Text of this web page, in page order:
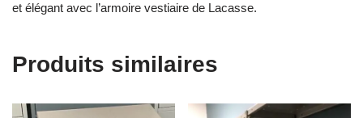
et élégant avec l’armoire vestiaire de Lacasse.
Produits similaires